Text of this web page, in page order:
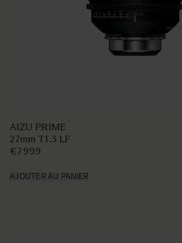
AIZU PRIME
27mm T1.3 LF
€7 999
AJOUTER AU PANIER